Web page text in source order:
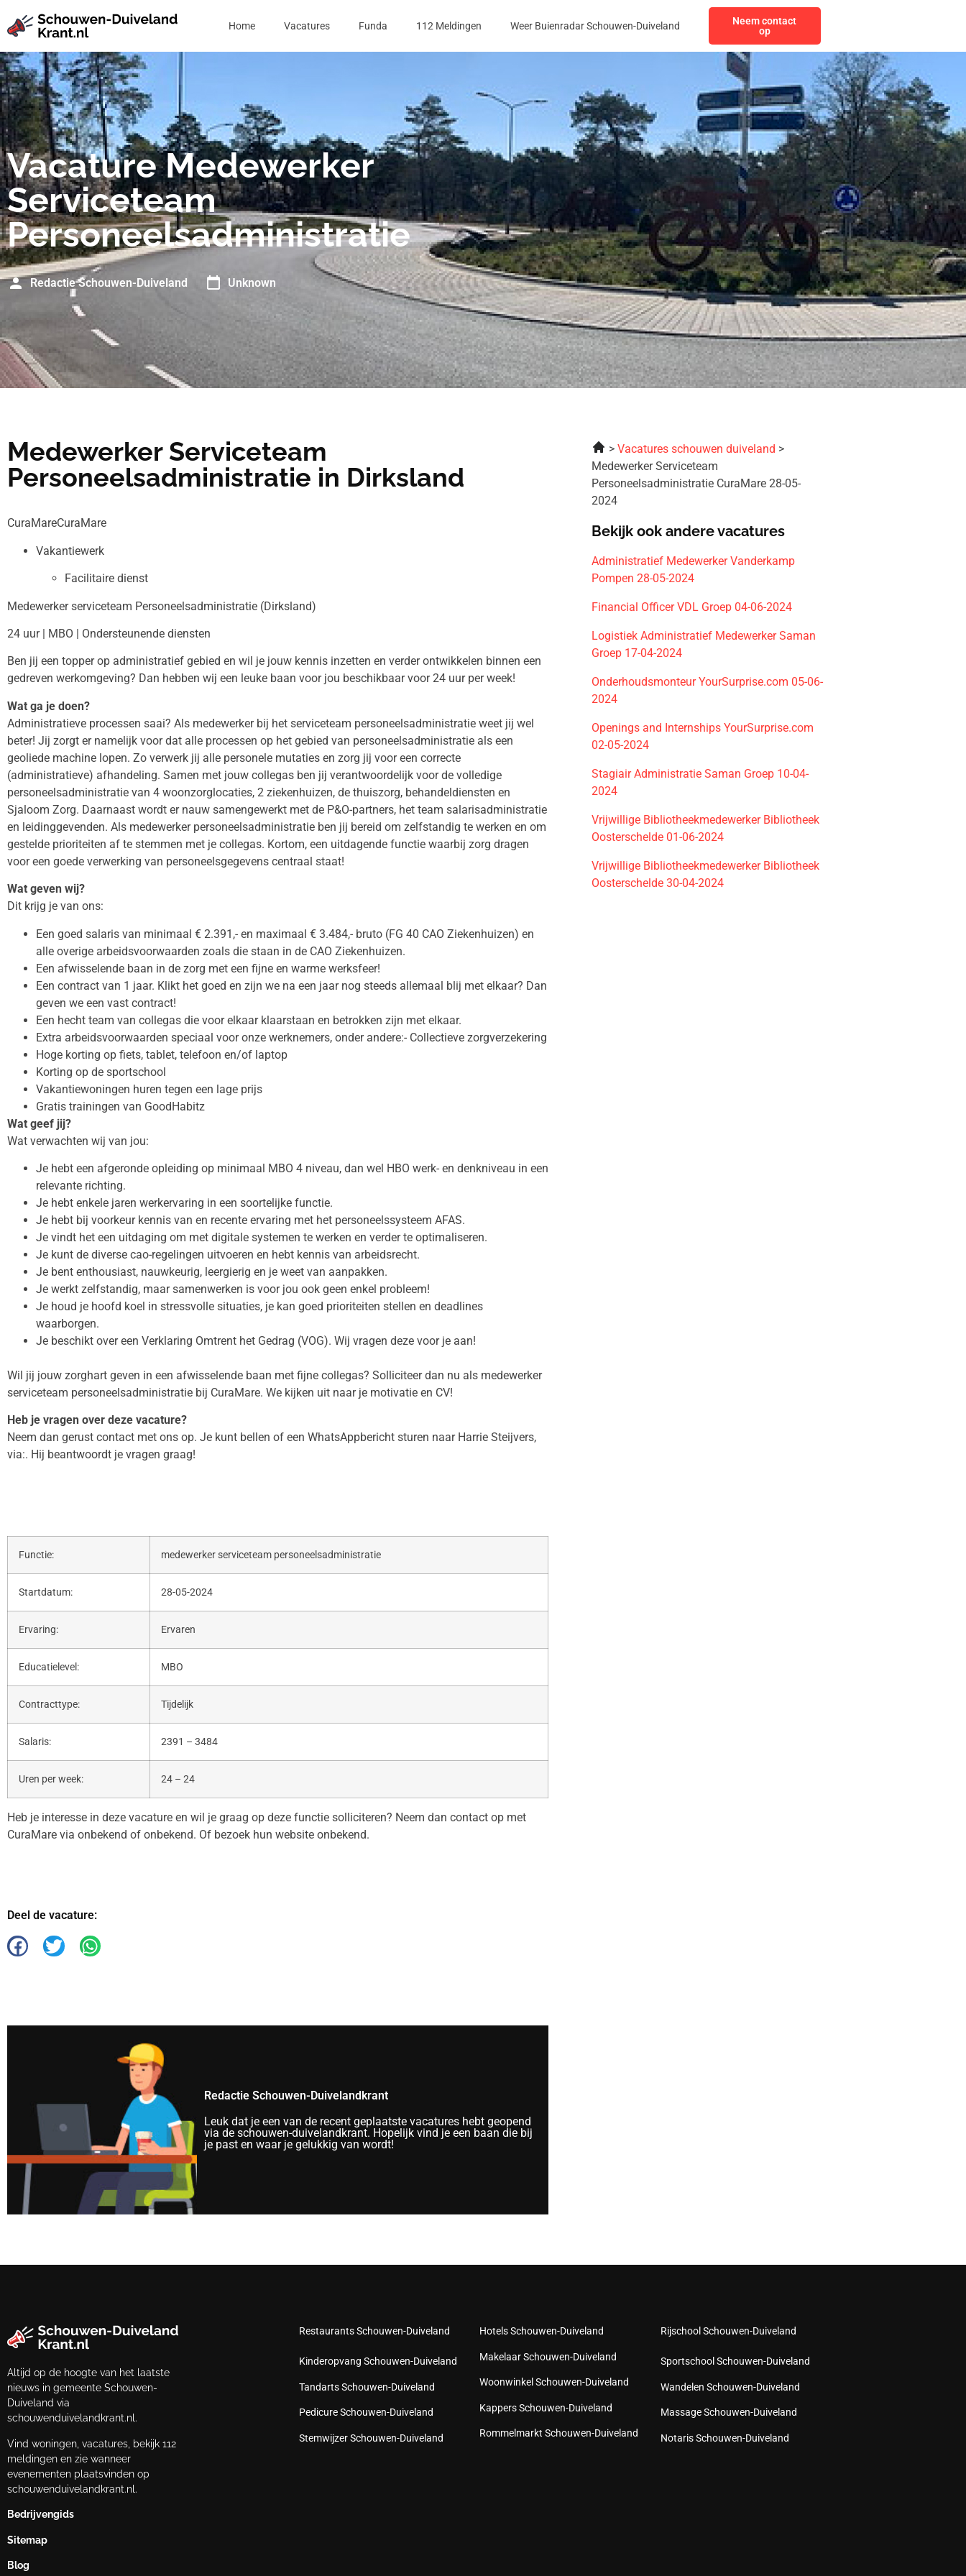
Home Vacatures Funda 112 Meldingen Weer Buienradar Schouwen-Duiveland
Neem contact
op
Vacature Medewerker
Serviceteam
Personeelsadministratie
Redactie Schouwen-Duiveland Unknown
Medewerker Serviceteam
Personeelsadministratie in Dirksland
CuraMareCuraMare
Vakantiewerk
Facilitaire dienst
Medewerker serviceteam Personeelsadministratie (Dirksland)
24 uur | MBO | Ondersteunende diensten
Ben jij een topper op administratief gebied en wil je jouw kennis inzetten en verder ontwikkelen binnen een
gedreven werkomgeving? Dan hebben wij een leuke baan voor jou beschikbaar voor 24 uur per week!
Wat ga je doen?
Administratieve processen saai? Als medewerker bij het serviceteam personeelsadministratie weet jij wel
beter! Jij zorgt er namelijk voor dat alle processen op het gebied van personeelsadministratie als een
geoliede machine lopen. Zo verwerk jij alle personele mutaties en zorg jij voor een correcte
(administratieve) afhandeling. Samen met jouw collegas ben jij verantwoordelijk voor de volledige
personeelsadministratie van 4 woonzorglocaties, 2 ziekenhuizen, de thuiszorg, behandeldiensten en
Sjaloom Zorg. Daarnaast wordt er nauw samengewerkt met de P&O-partners, het team salarisadministratie
en leidinggevenden. Als medewerker personeelsadministratie ben jij bereid om zelfstandig te werken en om
gestelde prioriteiten af te stemmen met je collegas. Kortom, een uitdagende functie waarbij zorg dragen
voor een goede verwerking van personeelsgegevens centraal staat!
Wat geven wij?
Dit krijg je van ons:
Een goed salaris van minimaal € 2.391,- en maximaal € 3.484,- bruto (FG 40 CAO Ziekenhuizen) en
alle overige arbeidsvoorwaarden zoals die staan in de CAO Ziekenhuizen.
Een afwisselende baan in de zorg met een fijne en warme werksfeer!
Een contract van 1 jaar. Klikt het goed en zijn we na een jaar nog steeds allemaal blij met elkaar? Dan
geven we een vast contract!
Een hecht team van collegas die voor elkaar klaarstaan en betrokken zijn met elkaar.
Extra arbeidsvoorwaarden speciaal voor onze werknemers, onder andere:- Collectieve zorgverzekering
Hoge korting op fiets, tablet, telefoon en/of laptop
Korting op de sportschool
Vakantiewoningen huren tegen een lage prijs
Gratis trainingen van GoodHabitz
Wat geef jij?
Wat verwachten wij van jou:
Je hebt een afgeronde opleiding op minimaal MBO 4 niveau, dan wel HBO werk- en denkniveau in een
relevante richting.
Je hebt enkele jaren werkervaring in een soortelijke functie.
Je hebt bij voorkeur kennis van en recente ervaring met het personeelssysteem AFAS.
Je vindt het een uitdaging om met digitale systemen te werken en verder te optimaliseren.
Je kunt de diverse cao-regelingen uitvoeren en hebt kennis van arbeidsrecht.
Je bent enthousiast, nauwkeurig, leergierig en je weet van aanpakken.
Je werkt zelfstandig, maar samenwerken is voor jou ook geen enkel probleem!
Je houd je hoofd koel in stressvolle situaties, je kan goed prioriteiten stellen en deadlines
waarborgen.
Je beschikt over een Verklaring Omtrent het Gedrag (VOG). Wij vragen deze voor je aan!
Wil jij jouw zorghart geven in een afwisselende baan met fijne collegas? Solliciteer dan nu als medewerker
serviceteam personeelsadministratie bij CuraMare. We kijken uit naar je motivatie en CV!
Heb je vragen over deze vacature?
Neem dan gerust contact met ons op. Je kunt bellen of een WhatsAppbericht sturen naar Harrie Steijvers,
via:. Hij beantwoordt je vragen graag!
Functie: medewerker serviceteam personeelsadministratie
Startdatum: 28-05-2024
Ervaring: Ervaren
Educatielevel: MBO
Contracttype: Tijdelijk
Salaris: 2391 – 3484
Uren per week: 24 – 24
Heb je interesse in deze vacature en wil je graag op deze functie solliciteren? Neem dan contact op met
CuraMare via onbekend of onbekend. Of bezoek hun website onbekend.
Deel de vacature:
Redactie Schouwen-Duivelandkrant
Leuk dat je een van de recent geplaatste vacatures hebt geopend
via de schouwen-duivelandkrant. Hopelijk vind je een baan die bij
je past en waar je gelukkig van wordt!
Vacatures schouwen duiveland
Medewerker Serviceteam
Personeelsadministratie CuraMare 28-05-
2024
Bekijk ook andere vacatures
Administratief Medewerker Vanderkamp
Pompen 28-05-2024
Financial Officer VDL Groep 04-06-2024
Logistiek Administratief Medewerker Saman
Groep 17-04-2024
Onderhoudsmonteur YourSurprise.com 05-06-
2024
Openings and Internships YourSurprise.com
02-05-2024
Stagiair Administratie Saman Groep 10-04-
2024
Vrijwillige Bibliotheekmedewerker Bibliotheek
Oosterschelde 01-06-2024
Vrijwillige Bibliotheekmedewerker Bibliotheek
Oosterschelde 30-04-2024
Altijd op de hoogte van het laatste
nieuws in gemeente Schouwen-
Duiveland via
schouwenduivelandkrant.nl.
Vind woningen, vacatures, bekijk 112
meldingen en zie wanneer
evenementen plaatsvinden op
schouwenduivelandkrant.nl.
Bedrijvengids
Sitemap
Blog
Restaurants Schouwen-Duiveland
Kinderopvang Schouwen-Duiveland
Tandarts Schouwen-Duiveland
Pedicure Schouwen-Duiveland
Stemwijzer Schouwen-Duiveland
Hotels Schouwen-Duiveland
Makelaar Schouwen-Duiveland
Woonwinkel Schouwen-Duiveland
Kappers Schouwen-Duiveland
Rommelmarkt Schouwen-Duiveland
Rijschool Schouwen-Duiveland
Sportschool Schouwen-Duiveland
Wandelen Schouwen-Duiveland
Massage Schouwen-Duiveland
Notaris Schouwen-Duiveland